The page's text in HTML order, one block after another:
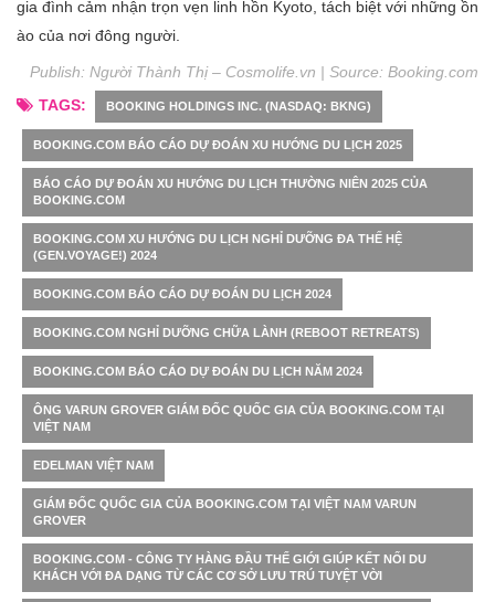
gia đình cảm nhận trọn vẹn linh hồn Kyoto, tách biệt với những ồn
ào của nơi đông người.
Publish: Người Thành Thị – Cosmolife.vn | Source: Booking.com
TAGS:
BOOKING HOLDINGS INC. (NASDAQ: BKNG)
BOOKING.COM BÁO CÁO DỰ ĐOÁN XU HƯỚNG DU LỊCH 2025
BÁO CÁO DỰ ĐOÁN XU HƯỚNG DU LỊCH THƯỜNG NIÊN 2025 CỦA
BOOKING.COM
BOOKING.COM XU HƯỚNG DU LỊCH NGHỈ DƯỠNG ĐA THẾ HỆ
(GEN.VOYAGE!) 2024
BOOKING.COM BÁO CÁO DỰ ĐOÁN DU LỊCH 2024
BOOKING.COM NGHỈ DƯỠNG CHỮA LÀNH (REBOOT RETREATS)
BOOKING.COM BÁO CÁO DỰ ĐOÁN DU LỊCH NĂM 2024
ÔNG VARUN GROVER GIÁM ĐỐC QUỐC GIA CỦA BOOKING.COM TẠI
VIỆT NAM
EDELMAN VIỆT NAM
GIÁM ĐỐC QUỐC GIA CỦA BOOKING.COM TẠI VIỆT NAM VARUN
GROVER
BOOKING.COM - CÔNG TY HÀNG ĐẦU THẾ GIỚI GIÚP KẾT NỐI DU
KHÁCH VỚI ĐA DẠNG TỪ CÁC CƠ SỞ LƯU TRÚ TUYỆT VỜI